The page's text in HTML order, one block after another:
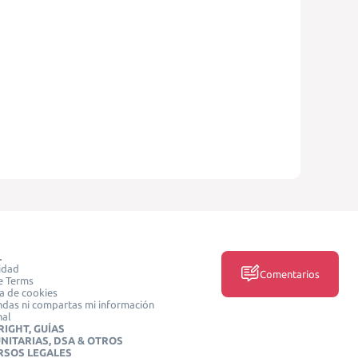
Terms
de cookies
ni compartas mi información
GUÍAS
DSA & OTROS
LEGALES
Comentarios